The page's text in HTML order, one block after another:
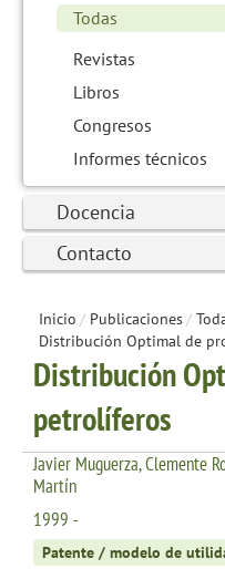
Todas
Revistas
Libros
Congresos
Informes técnicos
Docencia
Contacto
Inicio / Publicaciones/
Distribución Optimal de
Distribución
petrolíferos
Javier Muguerza, Clemente
Martín
1999 -
Patente / modelo de